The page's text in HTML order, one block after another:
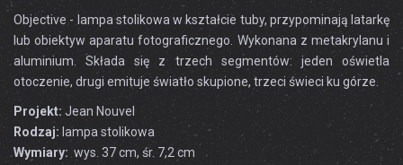
Objective - lampa stolikowa w kształcie tuby, przypominają latarkę
lub obiektyw aparatu fotograficznego. Wykonana z metakrylanu i
aluminium. Składa się z trzech segmentów: jeden oświetla
otoczenie, drugi emituje światło skupione, trzeci świeci ku górze.
Projekt: Jean Nouvel
Rodzaj: lampa stolikowa
Wymiary: wys. 37 cm, śr. 7,2 cm